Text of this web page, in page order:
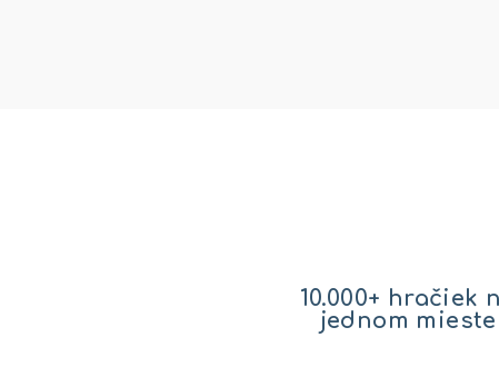
10.000+ hračiek
jednom mieste